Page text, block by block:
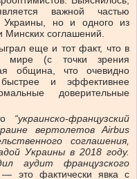
важной частью
Украины, но и одного из
соглашений.
еще и тот факт, что в
(с точки зрения
община, что очевидно
и эффективнее
доверительные
“украинско-французский
вертолетов Airbus
соглашения,
Украины в 2018 году.
аудит французского
— это фактически явка с